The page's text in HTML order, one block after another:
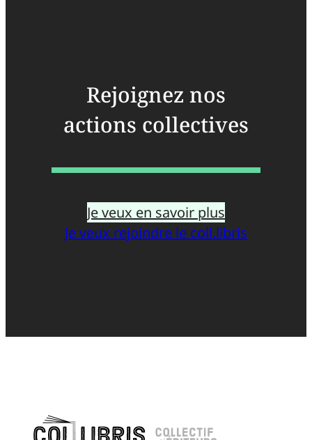
Rejoignez nos
actions collectives
Je veux en savoir plus
Je veux rejoindre le coll.libris